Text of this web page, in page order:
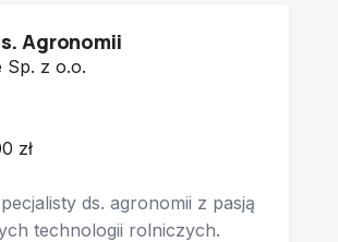
Agronomii
Sp. z o.o.
zł
ds. agronomii z pasją
technologii rolniczych.